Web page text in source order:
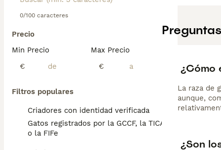
0/100 caracteres
Precio
Min Precio
€
Max Precio
€
Filtros populares
Criadores con identidad verificada
Gatos registrados por la GCCF, la TICA
o la FIFe
¿Cómo
La raza de
aunque,
¿Son